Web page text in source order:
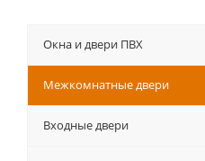
Окна и двери ПВХ
Межкомнатные двери
Входные двери